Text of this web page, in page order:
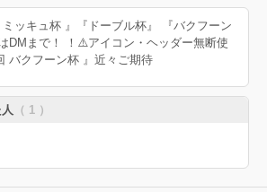
ッキュ杯 』『ドーブル杯』 『バクフーン
DMまで！ ！⚠️アイコン・ヘッダー無断使
バクフーン杯 』近々ご期待
（ 1 ）